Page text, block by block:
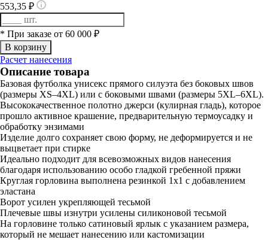
553,35 ₽
* При заказе от 60 000 ₽
Расчет нанесения
Описание товара
Базовая футболка унисекс прямого силуэта без боковых швов
(размеры XS–4XL) или с боковыми швами (размеры 5XL–6XL).
Высококачественное полотно джерси (кулирная гладь), которое
прошло активное крашение, предварительную термоусадку и
обработку энзимами
Изделие долго сохраняет свою форму, не деформируется и не
выцветает при стирке
Идеально подходит для всевозможных видов нанесения
благодаря использованию особо гладкой гребенной пряжи
Круглая горловина выполнена резинкой 1x1 с добавлением
эластана
Ворот усилен укрепляющей тесьмой
Плечевые швы изнутри усилены силиконовой тесьмой
На горловине только сатиновый ярлык с указанием размера,
который не мешает нанесению или кастомизации